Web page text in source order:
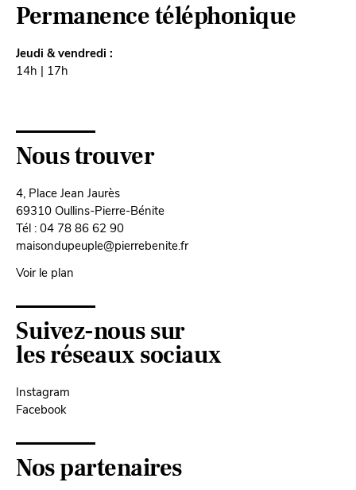
Permanence téléphonique
Jeudi & vendredi :
14h | 17h
Nous trouver
4, Place Jean Jaurès
69310 Oullins-Pierre-Bénite
Tél : 04 78 86 62 90
maisondupeuple@pierrebenite.fr
Voir le plan
Suivez-nous sur
les réseaux sociaux
Instagram
Facebook
Nos partenaires